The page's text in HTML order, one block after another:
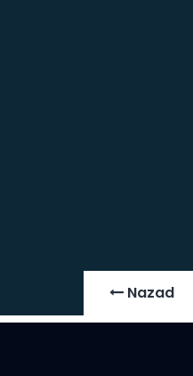
Nazad